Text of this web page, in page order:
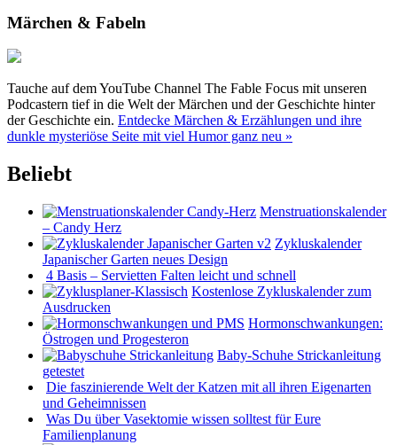
Märchen & Fabeln
Tauche auf dem YouTube Channel The Fable Focus mit unseren
Podcastern tief in die Welt der Märchen und der Geschichte hinter
der Geschichte ein. Entdecke Märchen & Erzählungen und ihre
dunkle mysteriöse Seite mit viel Humor ganz neu »
Beliebt
Menstruationskalender
– Candy Herz
Zykluskalender
Japanischer Garten neues Design
4 Basis – Servietten Falten leicht und schnell
Kostenlose Zykluskalender zum
Ausdrucken
Hormonschwankungen:
Östrogen und Progesteron
Baby-Schuhe Strickanleitung
getestet
Die faszinierende Welt der Katzen mit all ihren Eigenarten
und Geheimnissen
Was Du über Vasektomie wissen solltest für Eure
Familienplanung